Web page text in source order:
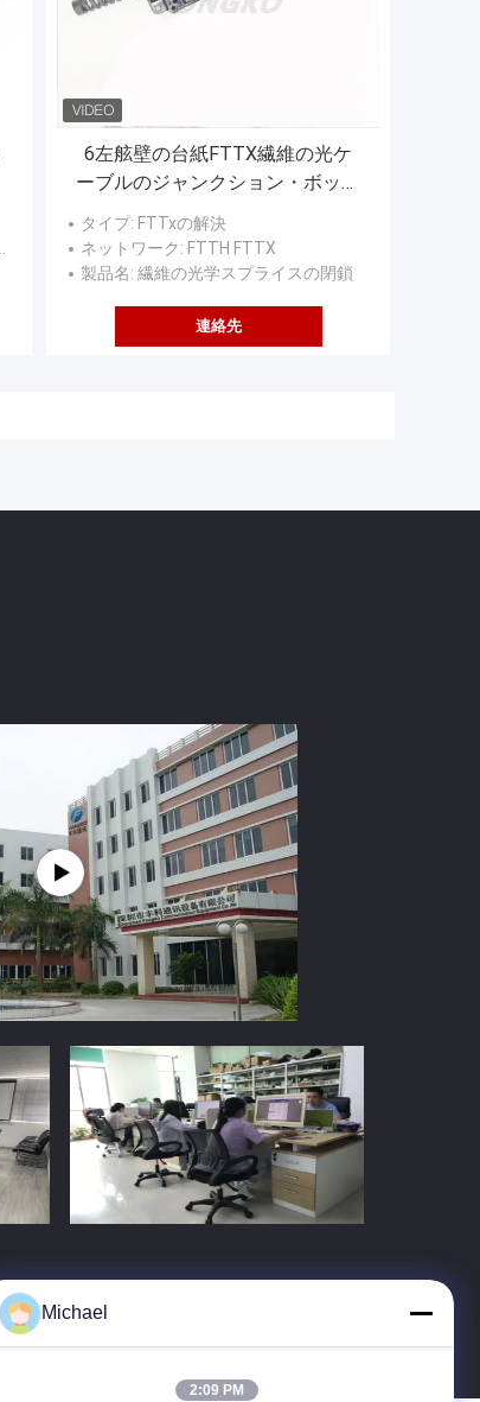
6左舷壁の台紙FTTX繊維の光ケ
ーブルのジャンクション・ボック
スのスプライスの箱
タイプ: FTTxの解決
ネットワーク: FTTH FTTX
製品名: 繊維の光学スプライスの閉鎖
連絡先
Michael
2:09 PM